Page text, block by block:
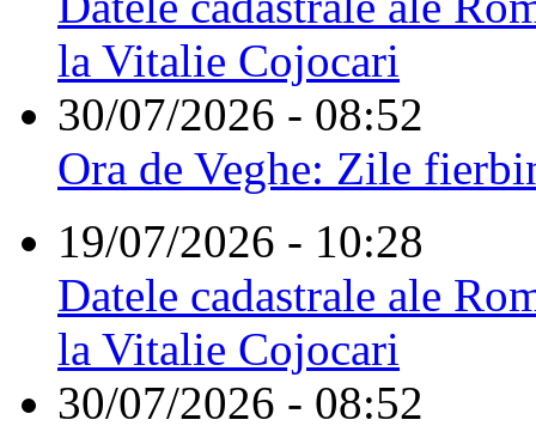
la Vitalie Cojocari
30/07/2026 - 08:52
Ora de Veghe: Zile
19/07/2026 - 10:28
Datele cadastrale ale
la Vitalie Cojocari
30/07/2026 - 08:52